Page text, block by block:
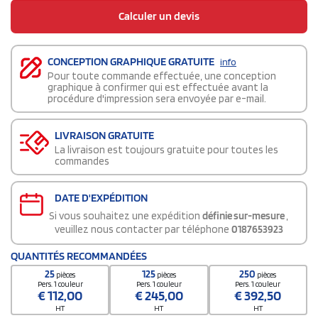
Calculer un devis
CONCEPTION GRAPHIQUE GRATUITE info
Pour toute commande effectuée, une conception
graphique à confirmer qui est effectuée avant la
procédure d'impression sera envoyée par e-mail.
LIVRAISON GRATUITE
La livraison est toujours gratuite pour toutes les
commandes
DATE D'EXPÉDITION
Si vous souhaitez une expédition définie sur-mesure,
veuillez nous contacter par téléphone 0187653923
QUANTITÉS RECOMMANDÉES
25 pièces
Pers. 1 couleur
€112,00
HT
125 pièces
Pers. 1 couleur
€245,00
HT
250 pièces
Pers. 1 couleur
€392,50
HT